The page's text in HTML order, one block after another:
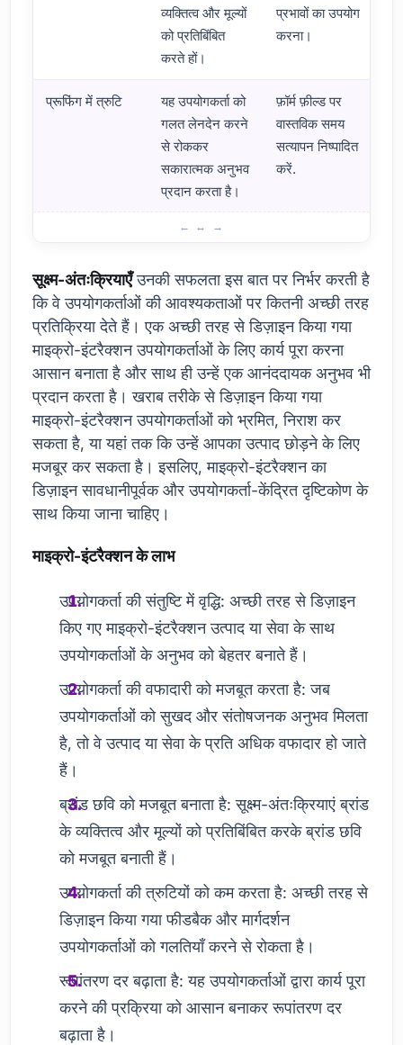
व्यक्तित्व और मूल्यों
को प्रतिबिंबित
करते हों।
प्रभावों का उपयोग
करना।
प्रूफिंग में त्रुटि
यह उपयोगकर्ता को
गलत लेनदेन करने
से रोककर
सकारात्मक अनुभव
प्रदान करता है।
फ़ॉर्म फ़ील्ड पर
वास्तविक समय
सत्यापन निष्पादित
करें.
सूक्ष्म-अंतःक्रियाएँउनकी सफलता इस बात पर निर्भर करती है
कि वे उपयोगकर्ताओं की आवश्यकताओं पर कितनी अच्छी तरह
प्रतिक्रिया देते हैं। एक अच्छी तरह से डिज़ाइन किया गया
माइक्रो-इंटरैक्शन उपयोगकर्ताओं के लिए कार्य पूरा करना
आसान बनाता है और साथ ही उन्हें एक आनंददायक अनुभव भी
प्रदान करता है। खराब तरीके से डिज़ाइन किया गया
माइक्रो-इंटरैक्शन उपयोगकर्ताओं को भ्रमित, निराश कर
सकता है, या यहां तक कि उन्हें आपका उत्पाद छोड़ने के लिए
मजबूर कर सकता है। इसलिए, माइक्रो-इंटरैक्शन का
डिज़ाइन सावधानीपूर्वक और उपयोगकर्ता-केंद्रित दृष्टिकोण के
साथ किया जाना चाहिए।
माइक्रो-इंटरैक्शन के लाभ
उपयोगकर्ता की संतुष्टि में वृद्धि: अच्छी तरह से डिज़ाइन
किए गए माइक्रो-इंटरैक्शन उत्पाद या सेवा के साथ
उपयोगकर्ताओं के अनुभव को बेहतर बनाते हैं।
उपयोगकर्ता की वफादारी को मजबूत करता है: जब
उपयोगकर्ताओं को सुखद और संतोषजनक अनुभव मिलता
है, तो वे उत्पाद या सेवा के प्रति अधिक वफादार हो जाते
हैं।
ब्रांड छवि को मजबूत बनाता है: सूक्ष्म-अंतःक्रियाएं ब्रांड
के व्यक्तित्व और मूल्यों को प्रतिबिंबित करके ब्रांड छवि
को मजबूत बनाती हैं।
उपयोगकर्ता की त्रुटियों को कम करता है: अच्छी तरह से
डिज़ाइन किया गया फीडबैक और मार्गदर्शन
उपयोगकर्ताओं को गलतियाँ करने से रोकता है।
रूपांतरण दर बढ़ाता है: यह उपयोगकर्ताओं द्वारा कार्य पूरा
करने की प्रक्रिया को आसान बनाकर रूपांतरण दर
बढ़ाता है।